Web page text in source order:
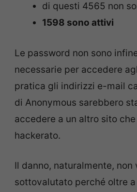
di questi 4565 non
1598 sono attivi
Le password non sono
necessarie per accedere
pratica gli indirizzi e-mail
di Anonymous sarebbero
accedere a un altro sito
hackerato.
Il danno, naturalmente, non
sottovalutato perché oltre